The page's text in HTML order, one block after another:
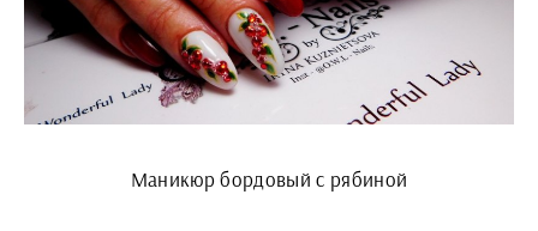
Маникюр бордовый с рябиной